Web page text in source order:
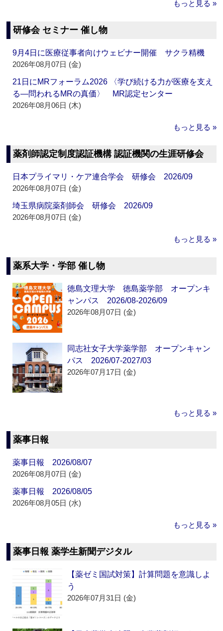
もっと見る »
研修会 セミナー 催し物
9月4日に医療従事者向けウェビナー開催 サクラ精機
2026年08月07日 (金)
21日にMRフォーラム2026 〈学び続ける力が医療を支え
る―問われるMRの真価〉 MR認定センター
2026年08月06日 (木)
もっと見る »
薬剤師認定制度認証機構 認証機関の生涯研修会
日本プライマリ・ケア連合学会 研修会 2026/09
2026年08月07日 (金)
埼玉県病院薬剤師会 研修会 2026/09
2026年08月07日 (金)
もっと見る »
薬系大学・学部 催し物
徳島文理大学 徳島薬学部 オープンキ
ャンパス 2026/08-2026/09
2026年08月07日 (金)
同志社女子大学薬学部 オープンキャン
パス 2026/07-2027/03
2026年07月17日 (金)
もっと見る »
薬事日報
薬事日報 2026/08/07
2026年08月07日 (金)
薬事日報 2026/08/05
2026年08月05日 (水)
もっと見る »
薬事日報 薬学生新聞デジタル
【薬ゼミ国試対策】計算問題を意識しよ
う
2026年07月31日 (金)